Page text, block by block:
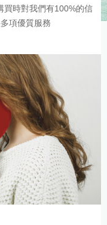
買時對我們有100%的信
項優質服務